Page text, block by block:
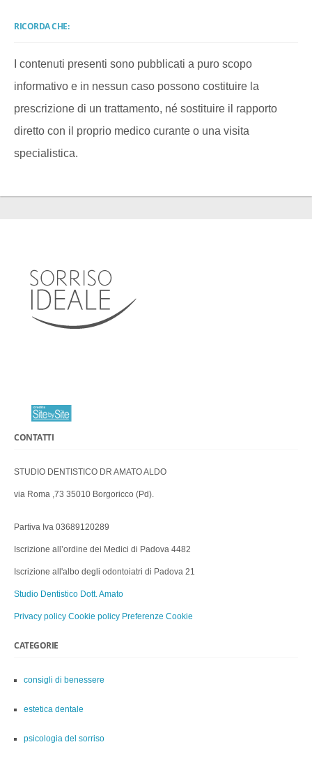
RICORDA CHE:
I contenuti presenti sono pubblicati a puro scopo
informativo e in nessun caso possono costituire la
prescrizione di un trattamento, né sostituire il rapporto
diretto con il proprio medico curante o una visita
specialistica.
CONTATTI
STUDIO DENTISTICO DR AMATO ALDO
via Roma ,73 35010 Borgoricco (Pd).
Partiva Iva 03689120289
Iscrizione all’ordine dei Medici di Padova 4482
Iscrizione all'albo degli odontoiatri di Padova 21
Studio Dentistico Dott. Amato
Privacy policy Cookie policy Preferenze Cookie
CATEGORIE
consigli di benessere
estetica dentale
psicologia del sorriso